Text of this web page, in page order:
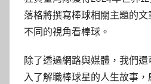
落格將撰寫棒球相關主題的
不同的視角看棒球。
除了透過網路與媒體，我們
入了解職棒球星的人生故事